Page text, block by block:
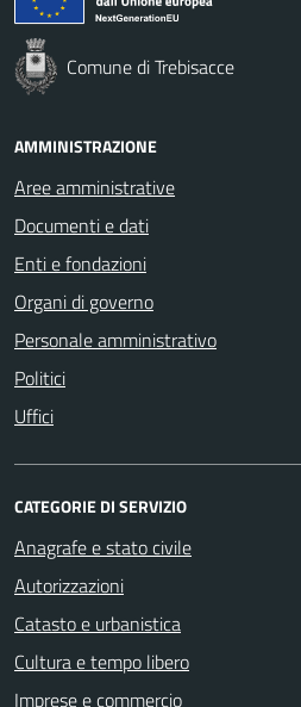
Comune di Trebisacce
AMMINISTRAZIONE
Aree amministrative
Documenti e dati
Enti e fondazioni
Organi di governo
Personale amministrativo
Politici
Uffici
CATEGORIE DI SERVIZIO
Anagrafe e stato civile
Autorizzazioni
Catasto e urbanistica
Cultura e tempo libero
Imprese e commercio